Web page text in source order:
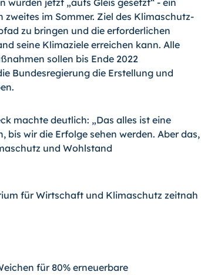
jetzt „aufs Gleis gesetzt“ - ein
im Sommer. Ziel des Klimaschutz-
zu bringen und die erforderlichen
seine Klimaziele erreichen kann. Alle
sollen bis Ende 2022
Bundesregierung die Erstellung und
machte deutlich: „Das alles ist eine
wir die Erfolge sehen werden. Aber das,
und Wohlstand
für Wirtschaft und Klimaschutz zeitnah
für 80% erneuerbare